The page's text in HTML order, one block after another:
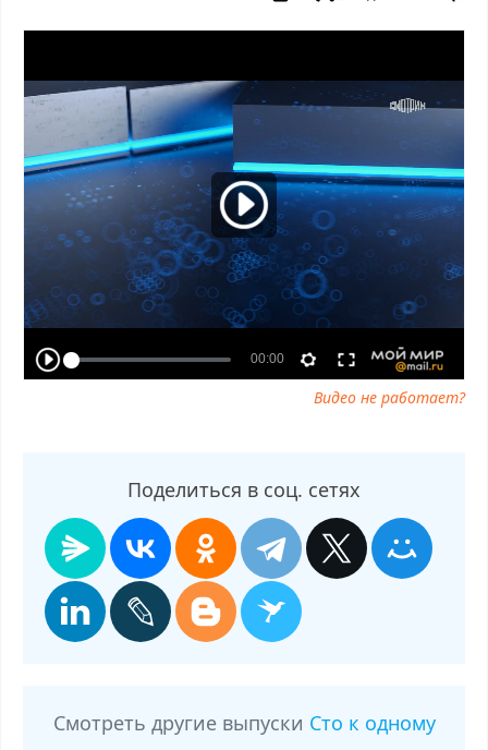
18.10.2025 последний выпуск, Сто к одному от 18.10.2025
Сто к одному от 18.10.2025 эфир, Сто к одному от 18.10.2025
прямо сейчас, Сто к одному от 18.10.2025 телепередача,
прямой эфир Сто к одному от 18.10.2025 онлайн бесплатно,
программа Сто к одному от 18.10.2025, смотреть Сто к одному
от 18.10.2025 онлайн, самое интересное в Сто к одному от
18.10.2025, Сто к одному от 18.10.2025 смотреть сегодня,
смотреть онлайн Сто к одному от 18.10.2025, ток шоу Сто к
одному от 18.10.2025, смотреть программу Сто к одному от
18.10.2025
Видео не работает?
Поделиться в соц. сетях
Смотреть другие выпуски Сто к одному